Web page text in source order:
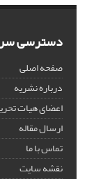
دسترسی
صفحه اصلی
درباره نشریه
اعضای هیات
ارسال مقاله
تماس با ما
نقشه سایت